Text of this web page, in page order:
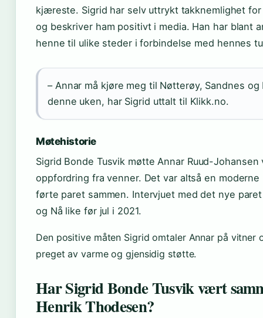
kjæreste. Sigrid har selv uttrykt takknemlighet for
og beskriver ham positivt i media. Han har blant
henne til ulike steder i forbindelse med hennes
– Annar må kjøre meg til Nøtterøy, Sandnes og
denne uken, har Sigrid uttalt til Klikk.no.
Møtehistorie
Sigrid Bonde Tusvik møtte Annar Ruud-Johansen
oppfordring fra venner. Det var altså en
førte paret sammen. Intervjuet med det nye
og Nå like før jul i 2021.
Den positive måten Sigrid omtaler Annar på vitner
preget av varme og gjensidig støtte.
Har Sigrid Bonde Tusvik vært
Henrik Thodesen?